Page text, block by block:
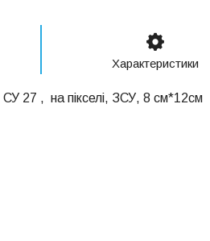
Характеристики
СУ 27 , на пікселі, ЗСУ, 8 см*12см